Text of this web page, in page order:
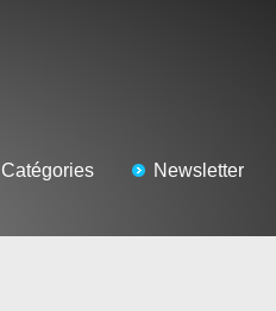
Catégories Newsletter